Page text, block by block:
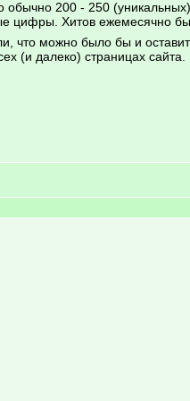
200 - 250
цифры. Хитов ежемесячно
что можно было бы и
(и далеко) страницах